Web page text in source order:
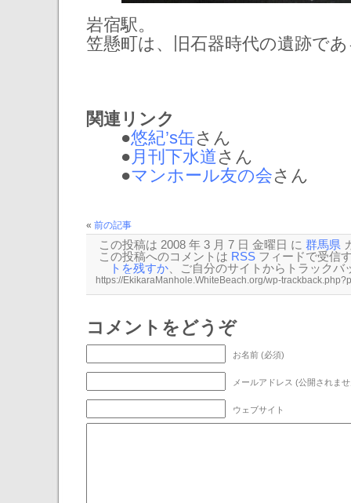
岩宿駅。
笠懸町は、旧石器時代の遺跡で
関連リンク
●悠紀’s缶さん
● 月刊下水道 さん
●マンホール友の会さん
« 前の記事
この投稿は 2008 年 3 月 7 日 金曜日 に 群馬県
この投稿へのコメントは RSS フィードで受信
トを残すか 、ご自分のサイトから トラックバ
コメントをどうぞ
お名前 (必須)
ウェブサイト